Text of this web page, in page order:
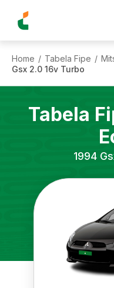
Home / Tabela Fipe /
Gsx 2.0 16v Turbo
Tabela
1994